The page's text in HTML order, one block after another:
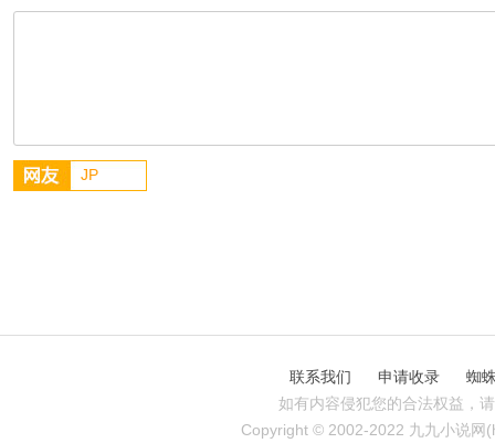
联系我们 申请收录
蜘
如有内容侵犯您的合法权益，
Copyright © 2002-2022 九九小说网